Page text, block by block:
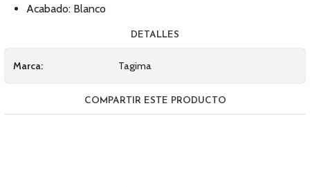
Acabado: Blanco
DETALLES
Marca: Tagima
COMPARTIR ESTE PRODUCTO